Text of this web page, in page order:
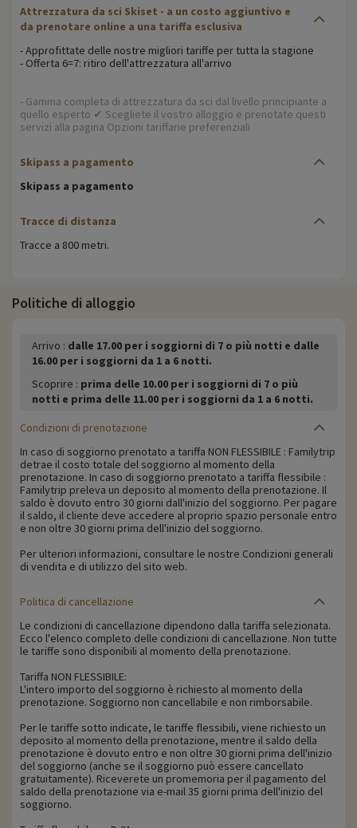
Attrezzatura da sci Skiset - a un costo aggiuntivo e
da prenotare online a una tariffa esclusiva
- Approfittate delle nostre migliori tariffe per tutta la stagione
- Offerta 6=7: ritiro dell'attrezzatura all'arrivo
- Gamma completa di attrezzatura da sci dal livello principiante a
quello esperto ✔ Scegliete il vostro alloggio e prenotate questi
servizi alla pagina Opzioni tariffarie preferenziali
Skipass a pagamento
Skipass a pagamento
Tracce di distanza
Tracce a 800 metri.
Politiche di alloggio
Arrivo : dalle 17.00 per i soggiorni di 7 o più notti e dalle
16.00 per i soggiorni da 1 a 6 notti.
Scoprire : prima delle 10.00 per i soggiorni di 7 o più
notti e prima delle 11.00 per i soggiorni da 1 a 6 notti.
Condizioni di prenotazione
In caso di soggiorno prenotato a tariffa NON FLESSIBILE : Familytrip
detrae il costo totale del soggiorno al momento della
prenotazione. In caso di soggiorno prenotato a tariffa flessibile :
Familytrip preleva un deposito al momento della prenotazione. Il
saldo è dovuto entro 30 giorni dall'inizio del soggiorno. Per pagare
il saldo, il cliente deve accedere al proprio spazio personale entro
e non oltre 30 giorni prima dell'inizio del soggiorno.
Per ulteriori informazioni, consultare le nostre Condizioni generali
di vendita e di utilizzo del sito web.
Politica di cancellazione
Le condizioni di cancellazione dipendono dalla tariffa selezionata.
Ecco l'elenco completo delle condizioni di cancellazione. Non tutte
le tariffe sono disponibili al momento della prenotazione.
Tariffa NON FLESSIBILE:
L'intero importo del soggiorno è richiesto al momento della
prenotazione. Soggiorno non cancellabile e non rimborsabile.
Per le tariffe sotto indicate, le tariffe flessibili, viene richiesto un
deposito al momento della prenotazione, mentre il saldo della
prenotazione è dovuto entro e non oltre 30 giorni prima dell'inizio
del soggiorno (anche se il soggiorno può essere cancellato
gratuitamente). Riceverete un promemoria per il pagamento del
saldo della prenotazione via e-mail 35 giorni prima dell'inizio del
soggiorno.